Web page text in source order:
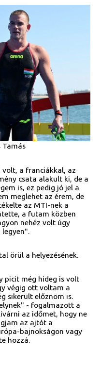
Tamás
volt, a franciákkal, az
csata alakult ki, de a
is, ez pedig jó jel a
meglehet az érem, de
az MTI-nek a
a futam közben
nehéz volt úgy
örül a helyezésének.
picit még hideg is volt
végig ott voltam a
sikerült előznöm is.
- fogalmazott a
az időmet, hogy ne
az ajtót a
bajnokságon vagy
hozzá.